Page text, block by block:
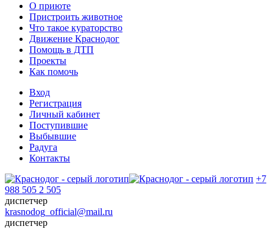
О приюте
Пристроить животное
Что такое кураторство
Движение Краснодог
Помощь в ДТП
Проекты
Как помочь
Вход
Регистрация
Личный кабинет
Поступившие
Выбывшие
Радуга
Контакты
+7
988 505 2 505
диспетчер
krasnodog_official@mail.ru
диспетчер